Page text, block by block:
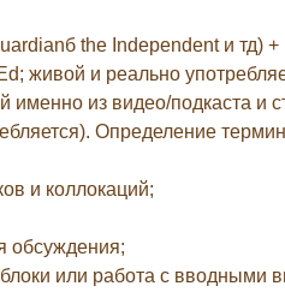
the Independent и тд) +
живой и реально
именно из видео/подкаста и
Определение
и коллокаций;
обсуждения;
блоки или работа с вводными